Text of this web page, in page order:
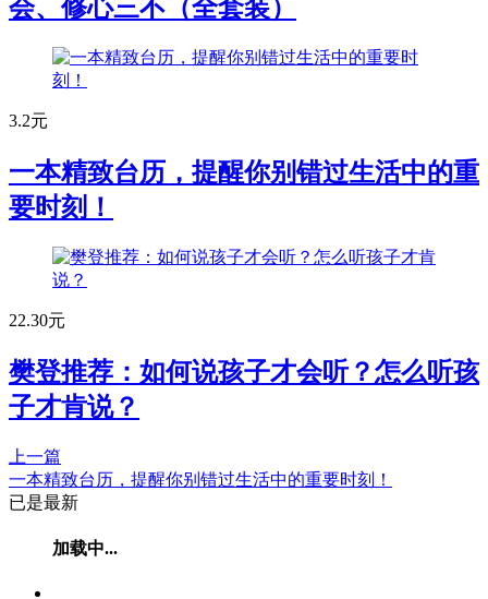
会、修心三不（全套装）
3.2元
一本精致台历，提醒你别错过生活中的重
要时刻！
22.30元
樊登推荐：如何说孩子才会听？怎么听孩
子才肯说？
上一篇
一本精致台历，提醒你别错过生活中的重要时刻！
已是最新
加载中...